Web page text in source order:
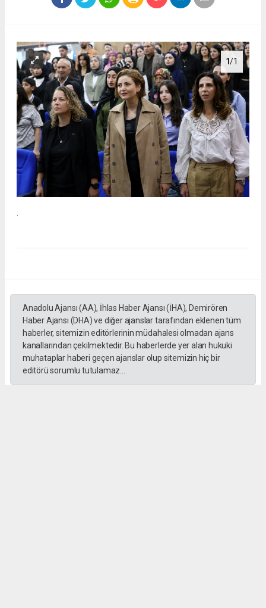
1/1
.
Anadolu Ajansı (AA), İhlas Haber Ajansı (İHA), Demirören
Haber Ajansı (DHA) ve diğer ajanslar tarafından eklenen tüm
haberler, sitemizin editörlerinin müdahalesi olmadan ajans
kanallarından çekilmektedir. Bu haberlerde yer alan hukuki
muhataplar haberi geçen ajanslar olup sitemizin hiç bir
editörü sorumlu tutulamaz...